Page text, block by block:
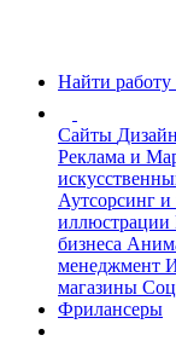
Найти работу
Сайты Дизайн
Реклама и
Аутсорсинг и
иллюстрации
бизнеса
менеджмент
магазины
Фрилансеры